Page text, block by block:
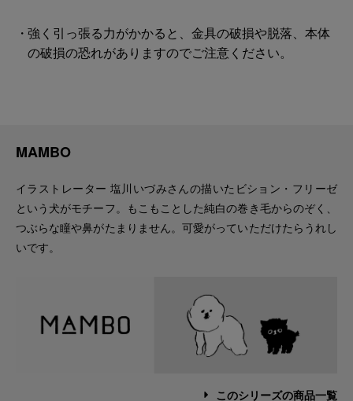
強く引っ張る力がかかると、金具の破損や脱落、本体
の破損の恐れがありますのでご注意ください。
MAMBO
イラストレーター 塩川いづみさんの描いたビション・フリーゼ
という犬がモチーフ。もこもことした純白の巻き毛からのぞく、
つぶらな瞳や鼻がたまりません。可愛がっていただけたらうれし
いです。
このシリーズの商品一覧